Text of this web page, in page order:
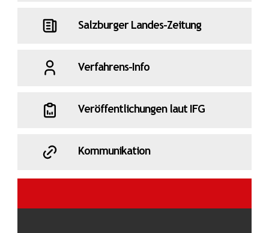
Salzburger Landes-Zeitung
Verfahrens-Info
Veröffentlichungen laut IFG
Kommunikation